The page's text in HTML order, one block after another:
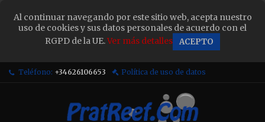
Al continuar navegando por este sitio web, acepta nuestro
uso de cookies y sus datos personales de acuerdo con el
RGPD de la UE.Ver más detalles ACEPTO
Teléfono: +34626106653 Política de uso de datos
Sign in ×
You need to be logged in to save products in your
wish list.